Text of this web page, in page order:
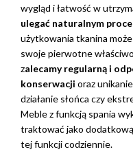
wygląd i łatwość w
ulegać naturalnym
użytkowania tkanina
swoje pierwotne
zalecamy regularną i
konserwacji oraz
działanie słońca czy
Meble z funkcją spania
traktować jako
tej funkcji codziennie.